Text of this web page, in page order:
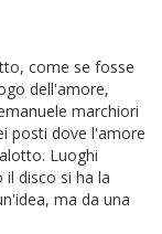
come se fosse
dell'amore,
marchiori
posti dove l'amore
Luoghi
disco si ha la
ma da una